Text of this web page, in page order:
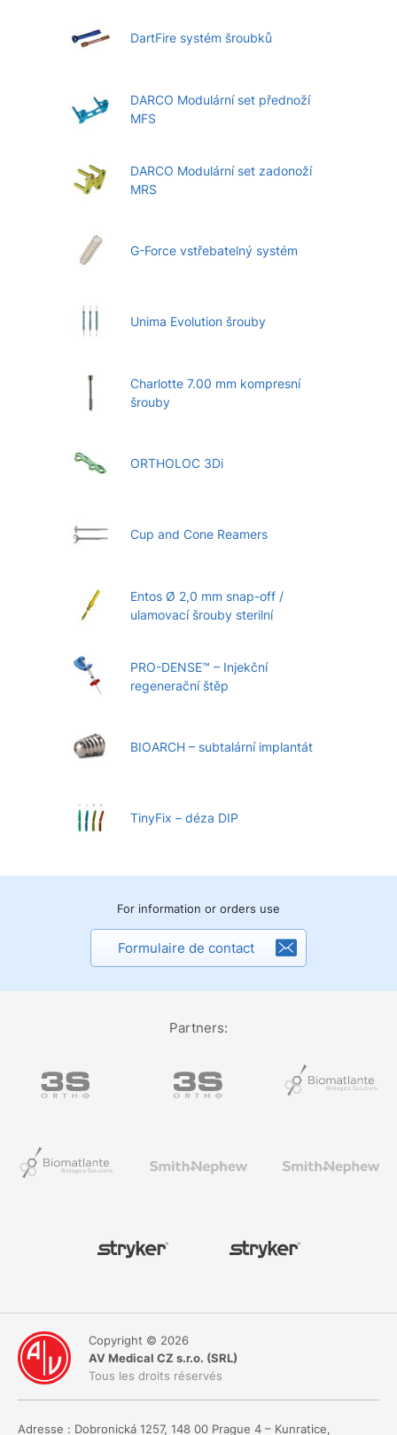
DartFire systém šroubků
DARCO Modulární set přednoží
MFS
DARCO Modulární set zadonoží
MRS
G-Force vstřebatelný systém
Unima Evolution šrouby
Charlotte 7.00 mm kompresní
šrouby
ORTHOLOC 3Di
Cup and Cone Reamers
Entos Ø 2,0 mm snap-off /
ulamovací šrouby sterilní
PRO-DENSE™ – Injekční
regenerační štěp
BIOARCH – subtalární implantát
TinyFix – déza DIP
For information or orders use
Formulaire de contact
Partners:
Copyright © 2026
AV Medical CZ s.r.o. (SRL)
Tous les droits réservés
Adresse : Dobronická 1257, 148 00 Prague 4 – Kunratice,